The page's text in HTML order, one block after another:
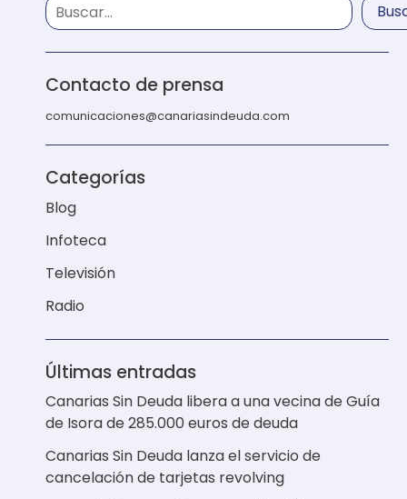
Contacto de prensa
comunicaciones@canariasindeuda.com
Categorías
Blog
Infoteca
Televisión
Radio
Últimas entradas
Canarias Sin Deuda libera a una vecina de Guía
de Isora de 285.000 euros de deuda
Canarias Sin Deuda lanza el servicio de
cancelación de tarjetas revolving